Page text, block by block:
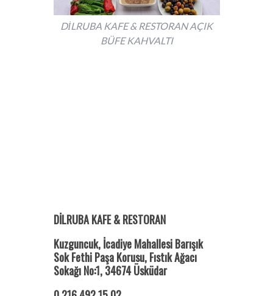
DİLRUBA KAFE & RESTORAN AÇIK
BÜFE KAHVALTI
DİLRUBA KAFE & RESTORAN
Kuzguncuk, İcadiye Mahallesi Barışık
Sok Fethi Paşa Korusu, Fıstık Ağacı
Sokağı No:1, 34674 Üsküdar